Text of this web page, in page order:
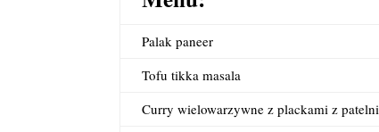
Palak paneer
Tofu tikka masala
Curry wielowarzywne z plackami z patelni